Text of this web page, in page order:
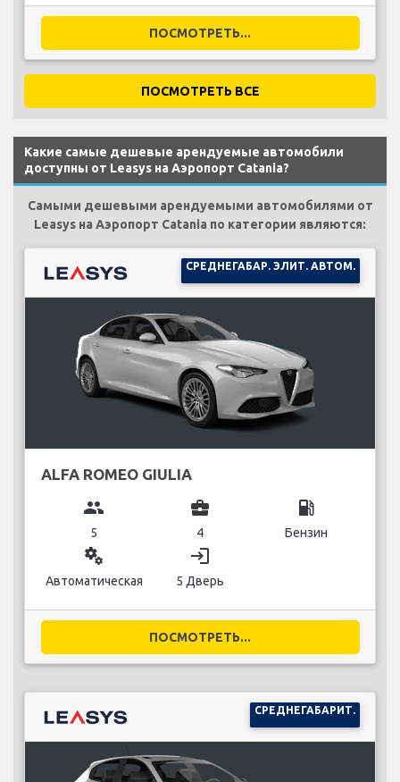
ПОСМОТРЕТЬ...
ПОСМОТРЕТЬ ВСЕ
Какие самые дешевые арендуемые автомобили
доступны от Leasys на Аэропорт Catania?
Самыми дешевыми арендуемыми автомобилями от
Leasys на Аэропорт Catania по категории являются:
СРЕДНЕГАБАР. ЭЛИТ. АВТОМ.
ALFA ROMEO GIULIA
group
5
business_center
4
local_gas_station
Бензин
miscellaneous_services
Автоматическая
login
5 Дверь
ПОСМОТРЕТЬ...
СРЕДНЕГАБАРИТ.